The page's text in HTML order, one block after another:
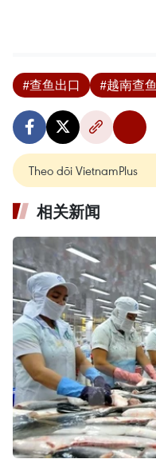
#查鱼出口 #越南查鱼
Theo dõi VietnamPlus
相关新闻